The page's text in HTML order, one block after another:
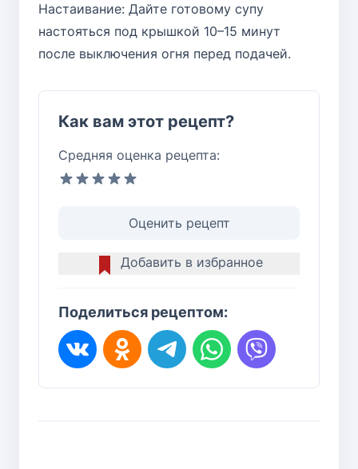
Настаивание: Дайте готовому супу
настояться под крышкой 10–15 минут
после выключения огня перед подачей.
Как вам этот рецепт?
Средняя оценка рецепта:
Оценить рецепт
Добавить в избранное
Поделиться рецептом: